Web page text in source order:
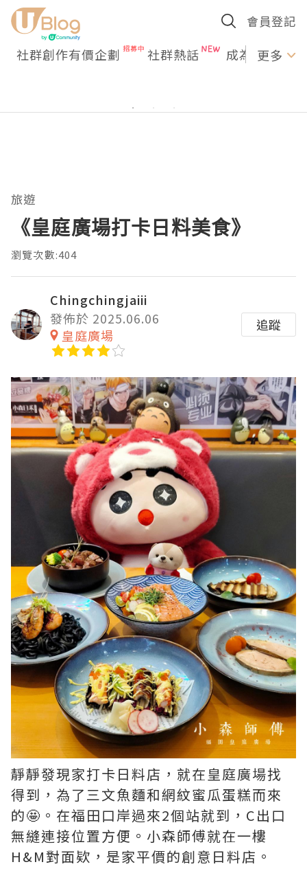
會員登記
社群創作有價企劃 社群熱話 成為U更多
旅遊
《皇庭廣場打卡日料美食》
瀏覽次數:404
Chingchingjaiii
發佈於 2025.06.06
皇庭廣場
追蹤
靜靜發現家打卡日料店，就在皇庭廣場找
得到，為了三文魚麵和網紋蜜瓜蛋糕而來
的🤩。在福田口岸過來2個站就到，C出口
無縫連接位置方便。小森師傅就在一樓
H&M對面欵，是家平價的創意日料店。